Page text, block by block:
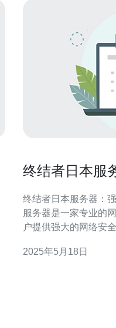
终结者日本服
终结者日本服务器：强大的
服务器是一家专业的
户提供强大的网络安
全解决方案。 终结者日本服务器的技术团队由经验丰
2025年5月18日